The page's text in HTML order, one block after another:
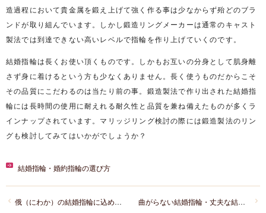
造過程において貴金属を鍛え上げて強く作る事は少なからず殆どのブラ
ンドが取り組んでいます。しかし鍛造リングメーカーは通常のキャスト
製法では到達できない高いレベルで指輪を作り上げていくのです。
結婚指輪は長くお使い頂くものです。しかもお互いの分身として肌身離
さず身に着けるという方も少なくありません。長く使うものだからこそ
その品質にこだわるのは当たり前の事。鍛造製法で作り出された結婚指
輪には長時間の使用に耐えれる耐久性と品質を兼ね備えたものが多くラ
インナップされています。マリッジリング検討の際には鍛造製法のリン
グも検討してみてはいかがでしょうか？
結婚指輪・婚約指輪の選び方
曲がらない結婚指輪・丈夫な結婚指輪はありますか？
俄（にわか）の結婚指輪に込められた名前と意味とは？